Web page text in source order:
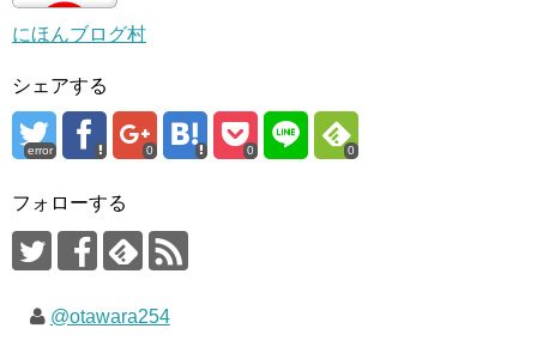
にほんブログ村
シェアする
error 0 0 0
フォローする
@otawara254